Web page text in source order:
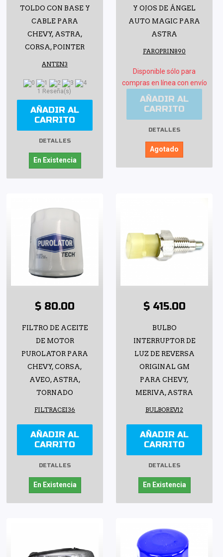
TOLDO CON BASE Y
CABLE PARA
CHEVY, ASTRA,
CORSA, POINTER
ANTEN3
1 Reseña(s)
AÑADIR AL
CARRITO
DETALLES
En Existencia
Y OJOS DE ÁNGEL
AUTO MAGIC PARA
ASTRA
FAROPRIN890
Disponible sólo para
compras en línea con envío
AÑADIR AL
CARRITO
DETALLES
Agotado
$ 80.00
FILTRO DE ACEITE
DE MOTOR
PUROLATOR PARA
CHEVY, CORSA,
AVEO, ASTRA,
TORNADO
FILTRACEI36
AÑADIR AL
CARRITO
DETALLES
En Existencia
$ 415.00
BULBO
INTERRUPTOR DE
LUZ DE REVERSA
ORIGINAL GM
PARA CHEVY,
MERIVA, ASTRA
BULBOREV12
AÑADIR AL
CARRITO
DETALLES
En Existencia